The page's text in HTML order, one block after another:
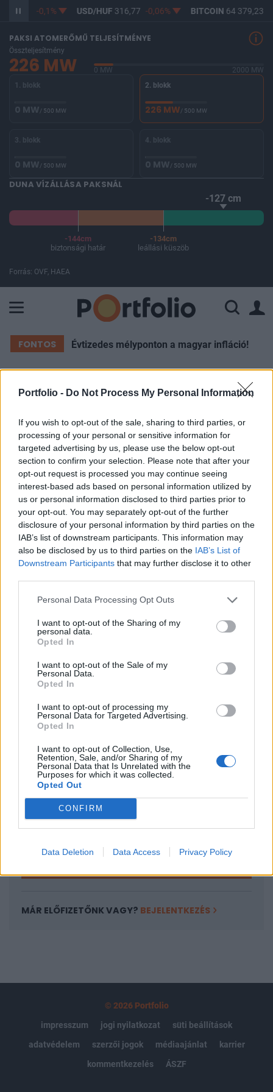
Portfolio - Do Not Process My Personal Information
If you wish to opt-out of the sale, sharing to third parties, or
processing of your personal or sensitive information for
targeted advertising by us, please use the below opt-out
section to confirm your selection. Please note that after your
opt-out request is processed you may continue seeing
interest-based ads based on personal information utilized by
us or personal information disclosed to third parties prior to
your opt-out. You may separately opt-out of the further
disclosure of your personal information by third parties on the
IAB’s list of downstream participants. This information may
also be disclosed by us to third parties on the IAB’s List of
Downstream Participants that may further disclose it to other
Personal Data Processing Opt Outs
I want to opt-out of the Sharing of my
personal data.
Opted In
I want to opt-out of the Sale of my
Personal Data.
Opted In
I want to opt-out of processing my
Personal Data for Targeted Advertising.
Opted In
I want to opt-out of Collection, Use,
Retention, Sale, and/or Sharing of my
Personal Data that Is Unrelated with the
Purposes for which it was collected.
Opted Out
CONFIRM
Data Deletion Data Access Privacy Policy
365,05 -0,1% USD/HUF 316,77 -0,06% BITCOIN 64 379,23
PAKSI ATOMERŐMŰ TELJESÍTMÉNYE
Összteljesítmény
226 MW 0 MW
2000 MW
1. blokk
0 MW/ 500 MW
2. blokk
226 MW/ 500 MW
3. blokk
0 MW/ 500 MW
4. blokk
0 MW/ 500 MW
DUNA VÍZÁLLÁSA PAKSNÁL
-127 cm
-144cm
biztonsági határ
-134cm
leállási küszöb
Forrás: OVF, HAEA
FONTOS Évtizedes mélyponton a magyar infláció!
ELŐFIZETŐI TARTALOM
Kiderült, ki árulhatta el Jevgenyij
Prigozsint a lázadáskor
2023. július 19. 12:23
Andrej Trosev, a Wagner-csoport második számú
vezetője a lázadás során átállt az orosz védelmi
minisztérium oldalára, a választásért busás
jutalmat kapott – írja a lengyel RMF24 portál.
részvételét a lázadásban és úgy döntött, az FSZB és az
orosz elnök értékelte ezt a döntést, Prigozsin pedig
árulásnak tekintette - számolt be a portál egy névtelen
forrásra hivatkozva. A Wagner második számú vezetője
volt többek között a felelős a zsoldoscsoportból...
KEDVES OLVASÓNK!
tartozik, melynek olvasása előfizetéses
regisztrációhoz kötött.
Az előfizetés a következőket tartalmazza:
Portfolio.hu teljes cikkarchívum
Kötéslisták: BÉT elmúlt 2 év napon belüli
MÁR ELŐFIZETŐNK VAGY? BEJELENTKEZÉS
© 2026 Portfolio
impresszum
jogi nyilatkozat
süti beállítások
adatvédelem
szerzői jogok médiaajánlat
karrier
kommentkezelés
ÁSZF